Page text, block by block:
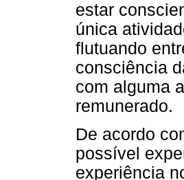
estar
única
flutuando
consciência
com alguma
remunerado.
De acordo
possível
experiência